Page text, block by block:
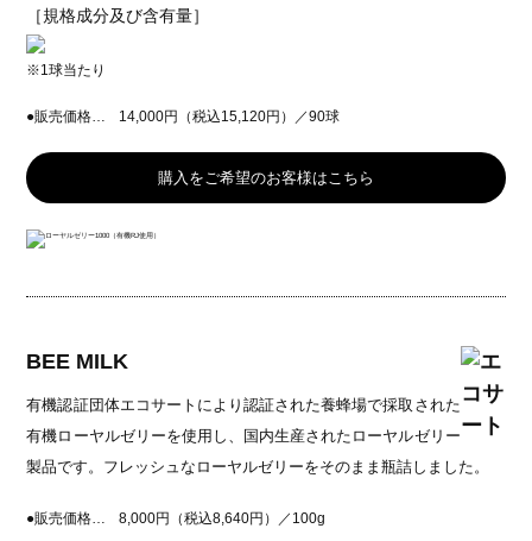
トップページ
森川健康堂ストーリー
植物発酵食品
こども向けサプリ
［規格成分及び含有量］
※1球当たり
●販売価格… 14,000円（税込15,120円）／90球
購入をご希望のお客様はこちら
BEE MILK
有機認証団体エコサートにより認証された養蜂場で採取された
有機ローヤルゼリーを使用し、国内生産されたローヤルゼリー
製品です。フレッシュなローヤルゼリーをそのまま瓶詰しました。
●販売価格… 8,000円（税込8,640円）／100g